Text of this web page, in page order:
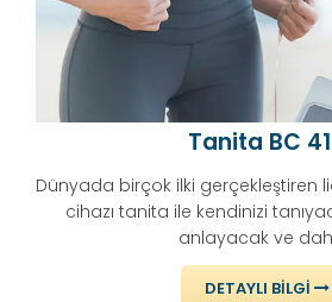
Tanita BC
Dünyada birçok ilki gerçekleştiren
cihazı tanita ile kendinizi
anlayacak ve
DETAYLI BILGI